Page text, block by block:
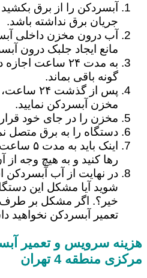
آبسردکن را از برق
جریان برق نداشته باشد.
آب درون مخزن داخلی
مانع ایجاد جلبک درون
به مدت ۲۴ ساعت
گونه باقی بماند.
پس از گذشت
مخزن آبسردکن نمایید.
مخزن را در جای خود
دستگاه را به برق متصل
اینک
رها کنید و به هیچ وجه از
در نهایت از آب آبسردکن
شوید آیا مشکل این
خیر؟. اگر مشکل بر
تعمیر آبسردکن نخواهید
هزینه سرویس و تعمیر
مرکزی منطقه 4 تهران